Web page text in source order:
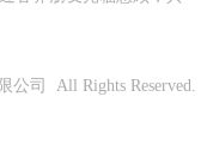
司 All Rights Reserved.